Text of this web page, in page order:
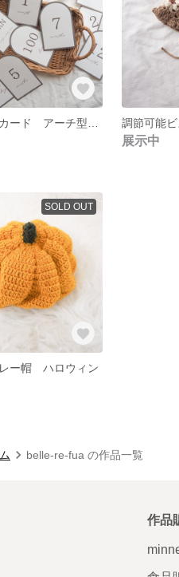
調節可能
展示中
SOLD OUT
ー帽 ハロウィン
belle-re-fua の作品一覧
作品